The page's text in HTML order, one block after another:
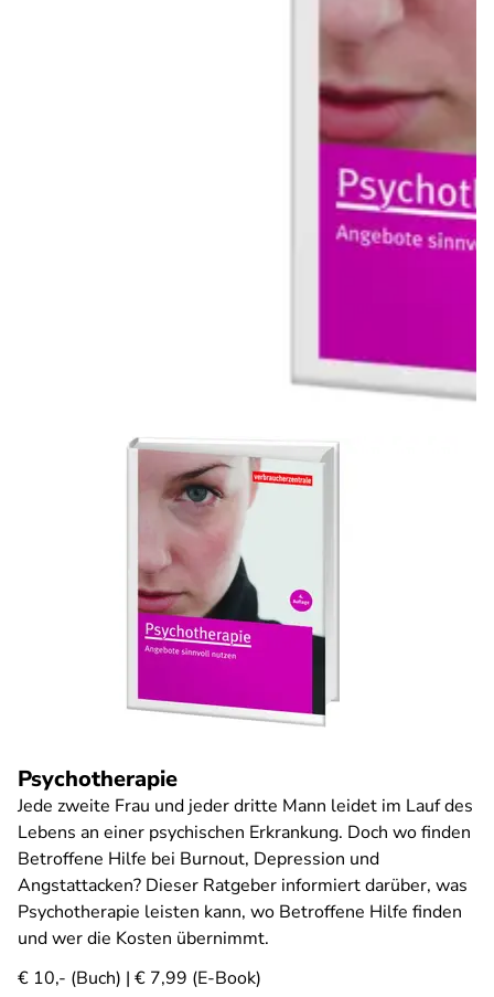
Psychotherapie
Jede zweite Frau und jeder dritte Mann leidet im Lauf des
Lebens an einer psychischen Erkrankung. Doch wo finden
Betroffene Hilfe bei Burnout, Depression und
Angstattacken? Dieser Ratgeber informiert darüber, was
Psychotherapie leisten kann, wo Betroffene Hilfe finden
und wer die Kosten übernimmt.
€ 10,- (Buch) | € 7,99 (E-Book)